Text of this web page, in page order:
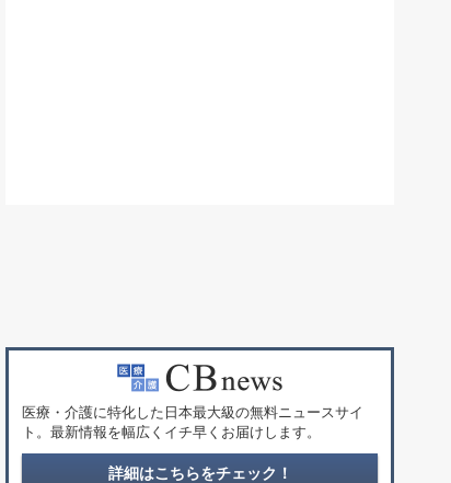
医療・介護に特化した日本最大級の無料ニュースサイ
ト。最新情報を幅広くイチ早くお届けします。
詳細はこちらをチェック！